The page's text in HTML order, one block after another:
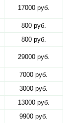
17000 руб.
800 руб.
800 руб.
29000 руб.
7000 руб.
3000 руб.
13000 руб.
9900 руб.